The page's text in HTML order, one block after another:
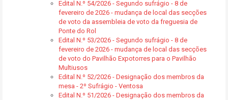
Edital N.º 54/2026 - Segundo sufrágio - 8 de
fevereiro de 2026 - mudança de local das secções
de voto da assembleia de voto da freguesia de
Ponte do Rol
Edital N.º 53/2026 - Segundo sufrágio - 8 de
fevereiro de 2026 - mudança de local das secções
de voto do Pavilhão Expotorres para o Pavilhão
Multiusos
Edital N.º 52/2026 - Designação dos membros da
mesa - 2º Sufrágio - Ventosa
Edital N.º 51/2026 - Designação dos membros da